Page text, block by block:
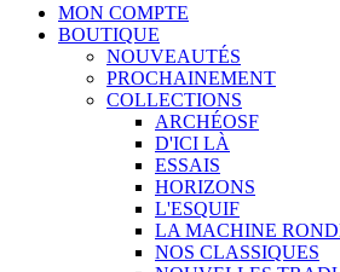
MON COMPTE
BOUTIQUE
NOUVEAUTÉS
PROCHAINEMENT
COLLECTIONS
ARCHÉOSF
D'ICI LÀ
ESSAIS
HORIZONS
L'ESQUIF
LA MACHINE
NOS CLASSIQUES